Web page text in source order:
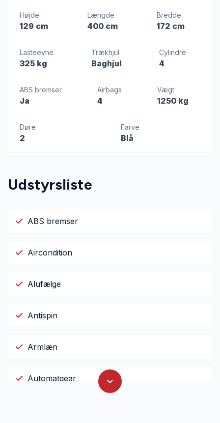
Højde
129 cm
Længde
400 cm
Bredde
172 cm
Lasteevne
325 kg
Trækhjul
Baghjul
Cylindre
4
ABS bremser
Ja
Airbags
4
Vægt
1250 kg
Døre
2
Farve
Blå
Udstyrsliste
ABS bremser
Aircondition
Alufælge
Antispin
Armlæn
Automatgear